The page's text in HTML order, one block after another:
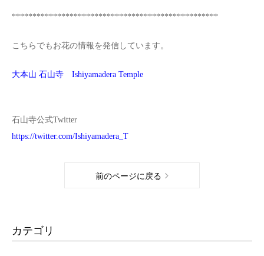
**************************************************
こちらでもお花の情報を発信しています。
大本山 石山寺 Ishiyamadera Temple
石山寺公式Twitter
https://twitter.com/Ishiyamadera_T
前のページに戻る
カテゴリ